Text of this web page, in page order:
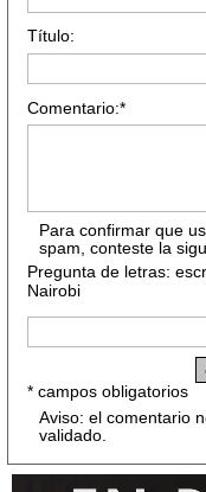
Título:
Comentario:*
Para confirmar que
spam, conteste la
Pregunta de letras:
Nairobi
* campos obligatorios
Aviso: el comentario
validado.